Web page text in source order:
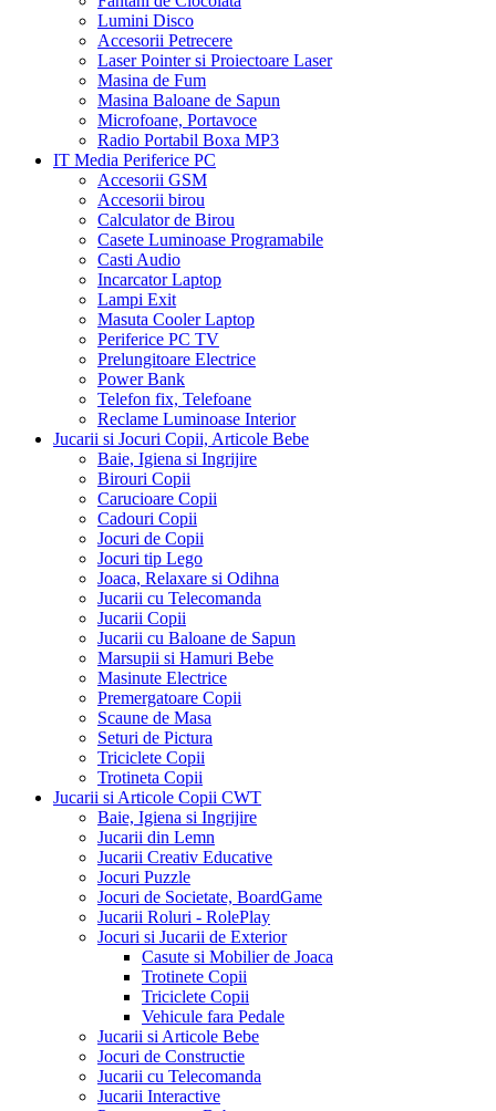
Lumini Disco
Accesorii Petrecere
Laser Pointer si Proiectoare Laser
Masina de Fum
Masina Baloane de Sapun
Microfoane, Portavoce
Radio Portabil Boxa MP3
IT Media Periferice PC
Accesorii GSM
Accesorii birou
Calculator de Birou
Casete Luminoase Programabile
Casti Audio
Incarcator Laptop
Lampi Exit
Masuta Cooler Laptop
Periferice PC TV
Prelungitoare Electrice
Power Bank
Telefon fix, Telefoane
Reclame Luminoase Interior
Jucarii si Jocuri Copii, Articole Bebe
Baie, Igiena si Ingrijire
Birouri Copii
Carucioare Copii
Cadouri Copii
Jocuri de Copii
Jocuri tip Lego
Joaca, Relaxare si Odihna
Jucarii cu Telecomanda
Jucarii Copii
Jucarii cu Baloane de Sapun
Marsupii si Hamuri Bebe
Masinute Electrice
Premergatoare Copii
Scaune de Masa
Seturi de Pictura
Triciclete Copii
Trotineta Copii
Jucarii si Articole Copii CWT
Baie, Igiena si Ingrijire
Jucarii din Lemn
Jucarii Creativ Educative
Jocuri Puzzle
Jocuri de Societate, BoardGame
Jucarii Roluri - RolePlay
Jocuri si Jucarii de Exterior
Casute si Mobilier de Joaca
Trotinete Copii
Triciclete Copii
Vehicule fara Pedale
Jucarii si Articole Bebe
Jocuri de Constructie
Jucarii cu Telecomanda
Jucarii Interactive